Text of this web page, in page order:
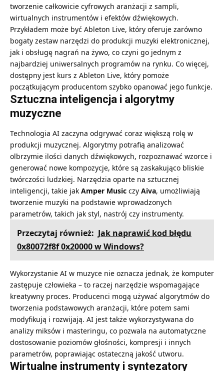
tworzenie całkowicie cyfrowych aranżacji z sampli,
wirtualnych instrumentów i efektów dźwiękowych.
Przykładem może być Ableton Live, który oferuje zarówno
bogaty zestaw narzędzi do produkcji muzyki elektronicznej,
jak i obsługę nagrań na żywo, co czyni go jednym z
najbardziej uniwersalnych programów na rynku. Co więcej,
dostępny jest kurs z Ableton Live, który pomoże
początkującym producentom szybko opanować jego funkcje.
Sztuczna inteligencja i algorytmy
muzyczne
Technologia AI zaczyna odgrywać coraz większą rolę w
produkcji muzycznej. Algorytmy potrafią analizować
olbrzymie ilości danych dźwiękowych, rozpoznawać wzorce i
generować nowe kompozycje, które są zaskakująco bliskie
twórczości ludzkiej. Narzędzia oparte na sztucznej
inteligencji, takie jak Amper Music czy Aiva, umożliwiają
tworzenie muzyki na podstawie wprowadzonych
parametrów, takich jak styl, nastrój czy instrumenty.
Przeczytaj również: Jak naprawić kod błędu
0x80072f8f 0x20000 w Windows?
Wykorzystanie AI w muzyce nie oznacza jednak, że komputer
zastępuje człowieka – to raczej narzędzie wspomagające
kreatywny proces. Producenci mogą używać algorytmów do
tworzenia podstawowych aranżacji, które potem sami
modyfikują i rozwijają. AI jest także wykorzystywana do
analizy miksów i masteringu, co pozwala na automatyczne
dostosowanie poziomów głośności, kompresji i innych
parametrów, poprawiając ostateczną jakość utworu.
Wirtualne instrumenty i syntezatory